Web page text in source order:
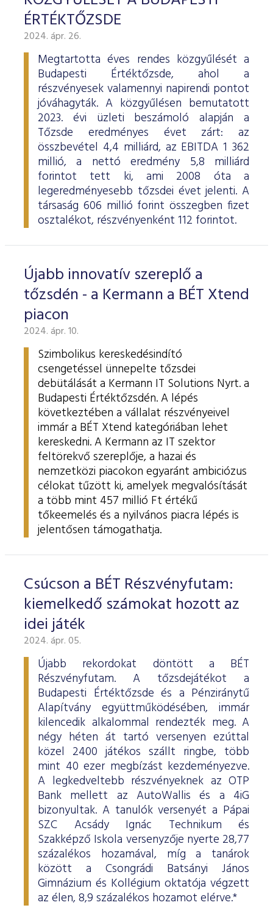
ÉRTÉKTŐZSDE
2024. ápr. 26.
Megtartotta éves rendes közgyűlését a
Budapesti Értéktőzsde, ahol a
részvényesek valamennyi napirendi pontot
jóváhagyták. A közgyűlésen bemutatott
2023. évi üzleti beszámoló alapján a
Tőzsde eredményes évet zárt: az
összbevétel 4,4 milliárd, az EBITDA 1 362
millió, a nettó eredmény 5,8 milliárd
forintot tett ki, ami 2008 óta a
legeredményesebb tőzsdei évet jelenti. A
társaság 606 millió forint összegben fizet
osztalékot, részvényenként 112 forintot.
Újabb innovatív szereplő a
tőzsdén - a Kermann a BÉT Xtend
piacon
2024. ápr. 10.
Szimbolikus kereskedésindító
csengetéssel ünnepelte tőzsdei
debütálását a Kermann IT Solutions Nyrt. a
Budapesti Értéktőzsdén. A lépés
következtében a vállalat részvényeivel
immár a BÉT Xtend kategóriában lehet
kereskedni. A Kermann az IT szektor
feltörekvő szereplője, a hazai és
nemzetközi piacokon egyaránt ambiciózus
célokat tűzött ki, amelyek megvalósítását
a több mint 457 millió Ft értékű
tőkeemelés és a nyilvános piacra lépés is
jelentősen támogathatja.
Csúcson a BÉT Részvényfutam:
kiemelkedő számokat hozott az
idei játék
2024. ápr. 05.
Újabb rekordokat döntött a BÉT
Részvényfutam. A tőzsdejátékot a
Budapesti Értéktőzsde és a Pénziránytű
Alapítvány együttműködésében, immár
kilencedik alkalommal rendezték meg. A
négy héten át tartó versenyen ezúttal
közel 2400 játékos szállt ringbe, több
mint 40 ezer megbízást kezdeményezve.
A legkedveltebb részvényeknek az OTP
Bank mellett az AutoWallis és a 4iG
bizonyultak. A tanulók versenyét a Pápai
SZC Acsády Ignác Technikum és
Szakképző Iskola versenyzője nyerte 28,77
százalékos hozamával, míg a tanárok
között a Csongrádi Batsányi János
Gimnázium és Kollégium oktatója végzett
az élen, 8,9 százalékos hozamot elérve.*